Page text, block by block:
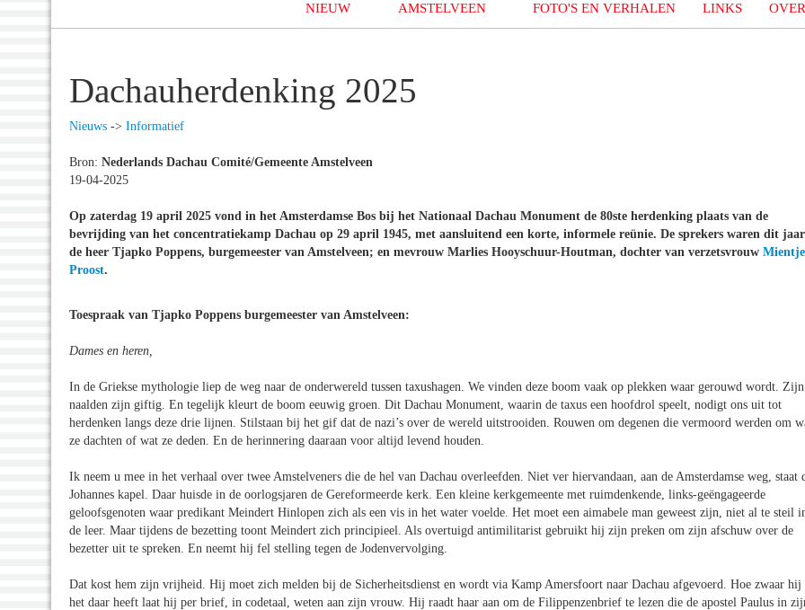
NIEUW AMSTELVEEN FOTO'S EN VERHALEN LINKS
Dachauherdenking 2025
Nieuws -> Informatief
Bron: Nederlands Dachau Comité/Gemeente Amstelveen
19-04-2025
Op zaterdag 19 april 2025 vond in het Amsterdamse Bos bij het Nationaal Dachau Monument de 80ste herdenking plaats van de
bevrijding van het concentratiekamp Dachau op 29 april 1945, met aansluitend een korte, informele reünie. De sprekers waren dit jaar
de heer Tjapko Poppens, burgemeester van Amstelveen; en mevrouw Marlies Hooyschuur-Houtman, dochter van verzetsvrouw Mientje
Proost.
Toespraak van Tjapko Poppens burgemeester van Amstelveen:
Dames en heren,
In de Griekse mythologie liep de weg naar de onderwereld tussen taxushagen. We vinden deze boom vaak op plekken waar gerouwd wordt. Zijn
naalden zijn giftig. En tegelijk kleurt de boom eeuwig groen. Dit Dachau Monument, waarin de taxus een hoofdrol speelt, nodigt ons uit tot
herdenken langs deze drie lijnen. Stilstaan bij het gif dat de nazi’s over de wereld uitstrooiden. Rouwen om degenen die vermoord werden om
ze dachten of wat ze deden. En de herinnering daaraan voor altijd levend houden.
Ik neem u mee in het verhaal over twee Amstelveners die de hel van Dachau overleefden. Niet ver hiervandaan, aan de Amsterdamse weg, staat
Johannes kapel. Daar huisde in de oorlogsjaren de Gereformeerde kerk. Een kleine kerkgemeente met ruimdenkende, links-geëngageerde
geloofsgenoten waar predikant Meindert Hinlopen zich als een vis in het water voelde. Het moet een aimabele man geweest zijn, niet al te steil
de leer. Maar tijdens de bezetting toont Meindert zich principieel. Als overtuigd antimilitarist gebruikt hij zijn preken om zijn afschuw over de
bezetter uit te spreken. En neemt hij fel stelling tegen de Jodenvervolging.
Dat kost hem zijn vrijheid. Hij moet zich melden bij de Sicherheitsdienst en wordt via Kamp Amersfoort naar Dachau afgevoerd. Hoe zwaar hij
het daar heeft laat hij per brief, in codetaal, weten aan zijn vrouw. Hij raadt haar aan om de Filippenzenbrief te lezen die de apostel Paulus in